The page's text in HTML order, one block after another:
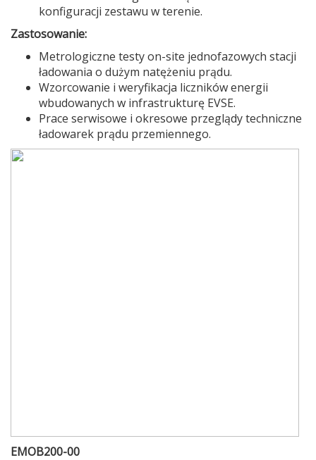
konfiguracji zestawu w terenie.
Zastosowanie:
Metrologiczne testy on-site jednofazowych stacji
ładowania o dużym natężeniu prądu.
Wzorcowanie i weryfikacja liczników energii
wbudowanych w infrastrukturę EVSE.
Prace serwisowe i okresowe przeglądy techniczne
ładowarek prądu przemiennego.
EMOB200-00